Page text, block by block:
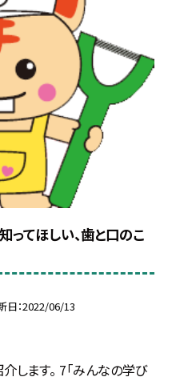
てほしい、歯と口のこ
日 2022/06/13
します。 7「みんなの学び